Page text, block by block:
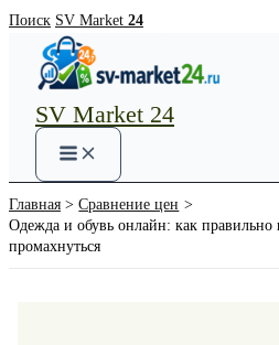
Перейти
содержимому
Поиск SV Market 24
SV Market 24
Main
Menu
Главная
Сравнение цен
Одежда и обувь онлайн: как правильно
промахнуться